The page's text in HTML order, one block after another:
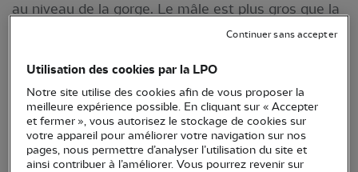
au niveau de la gorge. Le mâle est plus gros que la
femelle (2,5 kg pour 1,5 kg). Son corps allongé
une vingtaine de centimètres. Ses petites oreilles
et son museau rose la différencient de la Martre.
Utilisation des cookies par la LPO
Notre site utilise des cookies afin de vous proposer la
meilleure expérience possible. En cliquant sur « Accepter
et fermer », vous autorisez le stockage de cookies sur
votre appareil pour améliorer votre navigation sur nos
pages, nous permettre d’analyser l’utilisation du site et
ainsi contribuer à l’améliorer. Vous pourrez revenir sur
Continuer sans accepter